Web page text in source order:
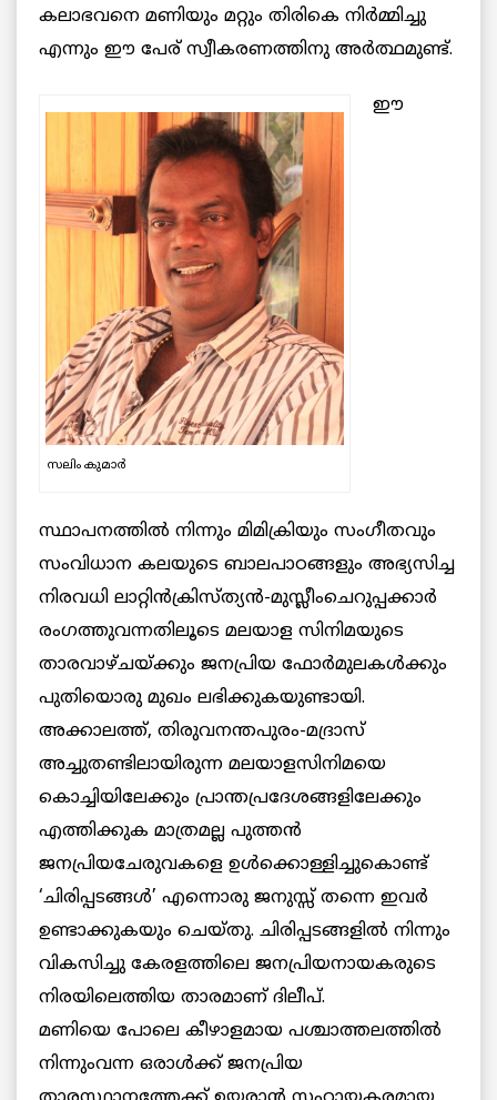
കലാഭവനെ മണിയും മറ്റും തിരികെ നിര്‍മ്മിച്ചു
എന്നും ഈ പേര് സ്വീകരണത്തിനു അര്‍ത്ഥമുണ്ട്.
സലിം കുമാര്‍
ഈ
സ്ഥാപനത്തില്‍ നിന്നും മിമിക്രിയും സംഗീതവും
സംവിധാന കലയുടെ ബാലപാഠങ്ങളും അഭ്യസിച്ച
നിരവധി ലാറ്റിന്‍ക്രിസ്ത്യന്‍-മുസ്ലീംചെറുപ്പക്കാര്‍
രംഗത്തുവന്നതിലൂടെ മലയാള സിനിമയുടെ
താരവാഴ്ചയ്ക്കും ജനപ്രിയ ഫോര്‍മുലകള്‍ക്കും
പുതിയൊരു മുഖം ലഭിക്കുകയുണ്ടായി.
അക്കാലത്ത്, തിരുവനന്തപുരം-മദ്രാസ്
അച്ചുതണ്ടിലായിരുന്ന മലയാളസിനിമയെ
കൊച്ചിയിലേക്കും പ്രാന്തപ്രദേശങ്ങളിലേക്കും
എത്തിക്കുക മാത്രമല്ല പുത്തന്‍
ജനപ്രിയചേരുവകളെ ഉള്‍ക്കൊള്ളിച്ചുകൊണ്ട്
‘ചിരിപ്പടങ്ങള്‍’ എന്നൊരു ജനുസ്സ് തന്നെ ഇവര്‍
ഉണ്ടാക്കുകയും ചെയ്തു. ചിരിപ്പടങ്ങളില്‍ നിന്നും
വികസിച്ചു കേരളത്തിലെ ജനപ്രിയനായകരുടെ
നിരയിലെത്തിയ താരമാണ് ദിലീപ്.
മണിയെ പോലെ കീഴാളമായ പശ്ചാത്തലത്തില്‍
നിന്നുംവന്ന ഒരാള്‍ക്ക് ജനപ്രിയ